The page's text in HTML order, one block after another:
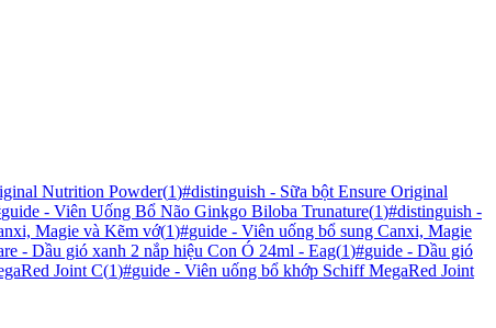
Nutrition Powder(1)#distinguish - Sữa bột Ensure Original
guide - Viên Uống Bổ Não Ginkgo Biloba Trunature(1)#distinguish -
Magie và Kẽm vớ(1)#guide - Viên uống bổ sung Canxi, Magie
- Dầu gió xanh 2 nắp hiệu Con Ó 24ml - Eag(1)#guide - Dầu gió
Joint C(1)#guide - Viên uống bổ khớp Schiff MegaRed Joint